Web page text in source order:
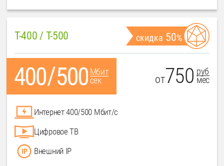
T-400 / T-500 скидка 50%
Мбит
сек
от750 руб
мес
Интернет 400/500 Мбит/с
Цифровое ТВ
Внешний IP